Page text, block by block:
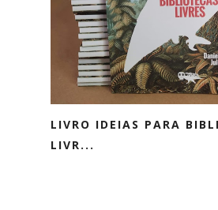
LIVRO IDEIAS PARA
LIVR...